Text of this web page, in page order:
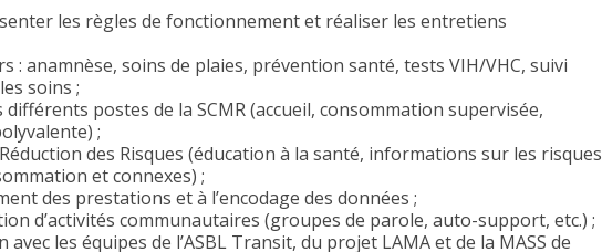
les règles de fonctionnement et réaliser les entretiens
: anamnèse, soins de plaies, prévention santé, tests VIH/VHC, suivi
soins ;
postes de la SCMR (accueil, consommation supervisée,
;
des Risques (éducation à la santé, informations sur les risques
et connexes) ;
des prestations et à l’encodage des données ;
d’activités communautaires (groupes de parole, auto-support, etc.) ;
les équipes de l’ASBL Transit, du projet LAMA et de la MASS de